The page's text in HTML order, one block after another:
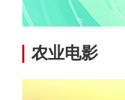
农业电影